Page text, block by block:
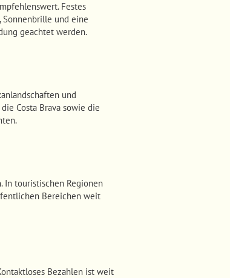
Festes
Sonnenbrille und eine
geachtet werden.
und
Costa Brava sowie die
In touristischen Regionen
Bereichen weit
Bezahlen ist weit